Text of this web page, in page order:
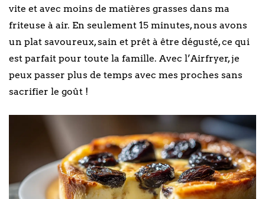
vite et avec moins de matières grasses dans ma
friteuse à air. En seulement 15 minutes, nous avons
un plat savoureux, sain et prêt à être dégusté, ce qui
est parfait pour toute la famille. Avec l’Airfryer, je
peux passer plus de temps avec mes proches sans
sacrifier le goût !